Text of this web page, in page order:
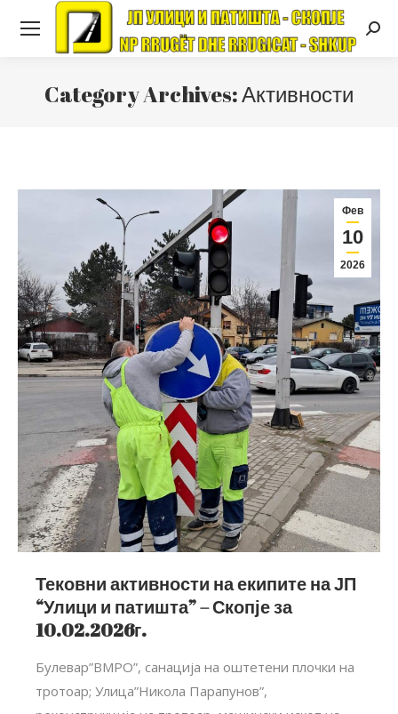
Category Archives:Активности
Фев
10
2026
Тековни активности на екипите на ЈП
“Улици и патишта” – Скопје за
10.02.2026г.
Булевар”ВMРО”, санација на оштетени плочки на
тротоар; Улица”Никола Парапунов”,